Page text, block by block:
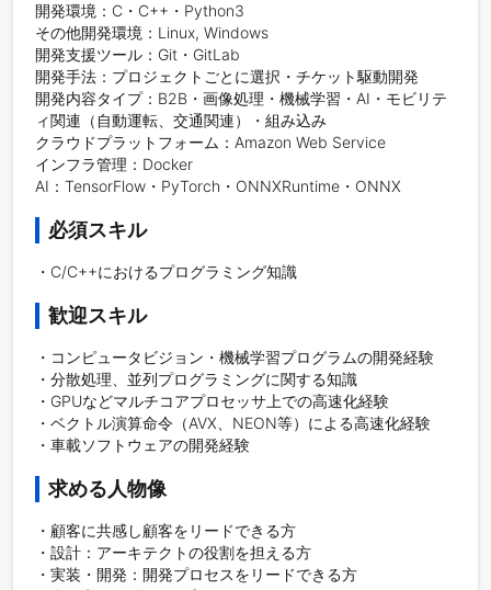
開発環境：C・C++・Python3
その他開発環境：Linux, Windows
開発支援ツール：Git・GitLab
開発手法：プロジェクトごとに選択・チケット駆動開発
開発内容タイプ：B2B・画像処理・機械学習・AI・モビリテ
ィ関連（自動運転、交通関連）・組み込み
クラウドプラットフォーム：Amazon Web Service
インフラ管理：Docker
AI：TensorFlow・PyTorch・ONNXRuntime・ONNX
必須スキル
・C/C++におけるプログラミング知識
歓迎スキル
・コンピュータビジョン・機械学習プログラムの開発経験
・分散処理、並列プログラミングに関する知識
・GPUなどマルチコアプロセッサ上での高速化経験
・ベクトル演算命令（AVX、NEON等）による高速化経験
・車載ソフトウェアの開発経験
求める人物像
・顧客に共感し顧客をリードできる方
・設計：アーキテクトの役割を担える方
・実装・開発：開発プロセスをリードできる方